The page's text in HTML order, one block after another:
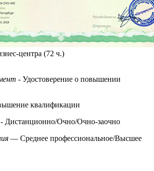
центра (72 ч.)
- Удостоверение о повышении
квалификации
- Дистанционно/Очно/Очно-заочно
— Среднее профессиональное/Высшее